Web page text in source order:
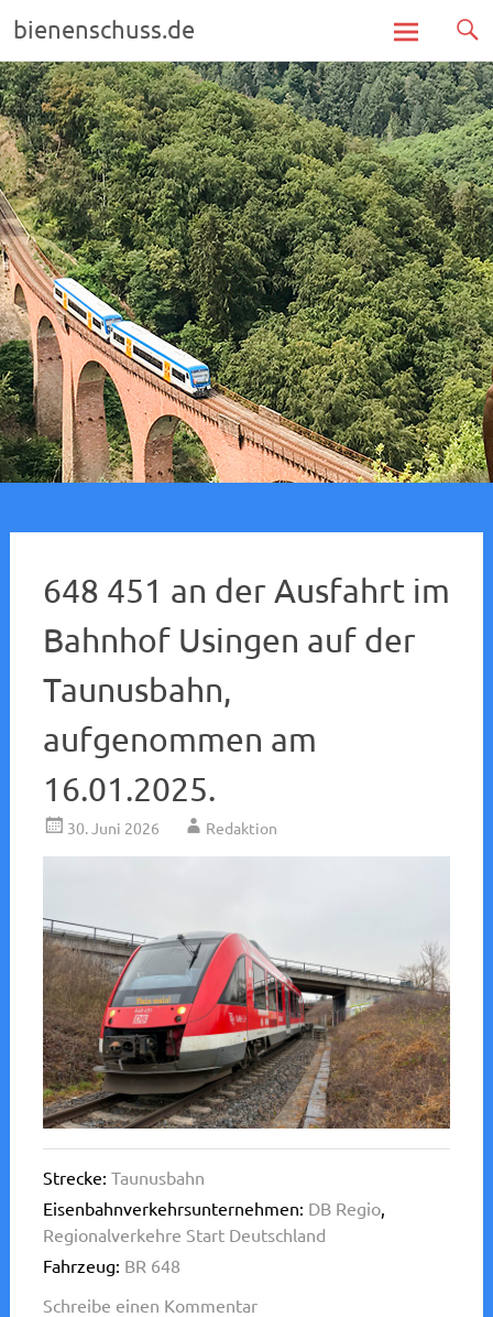
bienenschuss.de
Zum
Inhalt
springen
648 451 an der Ausfahrt im
Bahnhof Usingen auf der
Taunusbahn,
aufgenommen am
16.01.2025.
30. Juni 2026 Redaktion
Strecke: Taunusbahn
Eisenbahnverkehrsunternehmen: DB Regio,
Regionalverkehre Start Deutschland
Fahrzeug: BR 648
Schreibe einen Kommentar